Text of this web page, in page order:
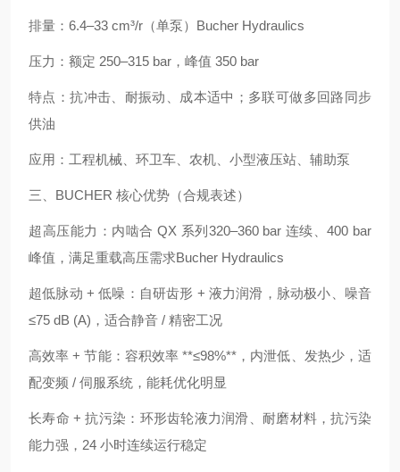
排量：6.4–33 cm³/r（单泵）Bucher Hydraulics
压力：额定 250–315 bar，峰值 350 bar
特点：抗冲击、耐振动、成本适中；多联可做多回路同步
供油
应用：工程机械、环卫车、农机、小型液压站、辅助泵
三、BUCHER 核心优势（合规表述）
超高压能力：内啮合 QX 系列320–360 bar 连续、400 bar
峰值，满足重载高压需求Bucher Hydraulics
超低脉动 + 低噪：自研齿形 + 液力润滑，脉动极小、噪音
≤75 dB (A)，适合静音 / 精密工况
高效率 + 节能：容积效率 **≤98%**，内泄低、发热少，适
配变频 / 伺服系统，能耗优化明显
长寿命 + 抗污染：环形齿轮液力润滑、耐磨材料，抗污染
能力强，24 小时连续运行稳定